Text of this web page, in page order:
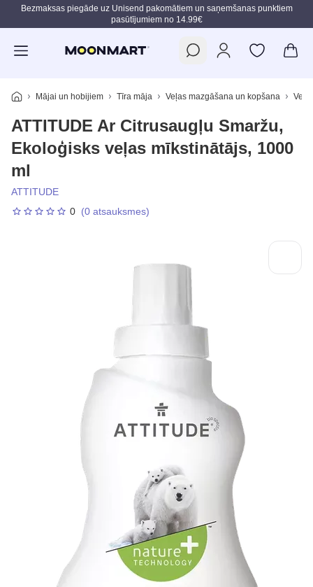
Pāriet uz galveno saturu
Bezmaksas piegāde uz Unisend pakomātiem un saņemšanas punktiem
pasūtījumiem no 14.99€
Mājai un hobijiem Tīra māja Veļas mazgāšana un kopšana
ATTITUDE Ar Citrusaugļu Smaržu,
Ekoloģisks veļas mīkstinātājs, 1000
ml
ATTITUDE
0 (0 atsauksmes)